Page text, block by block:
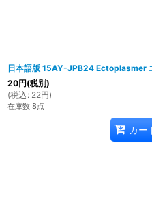
日本語版 15AY-JPB24 Ectoplasmer
20円(税別)
(税込 : 22円)
在庫数 8点
カー